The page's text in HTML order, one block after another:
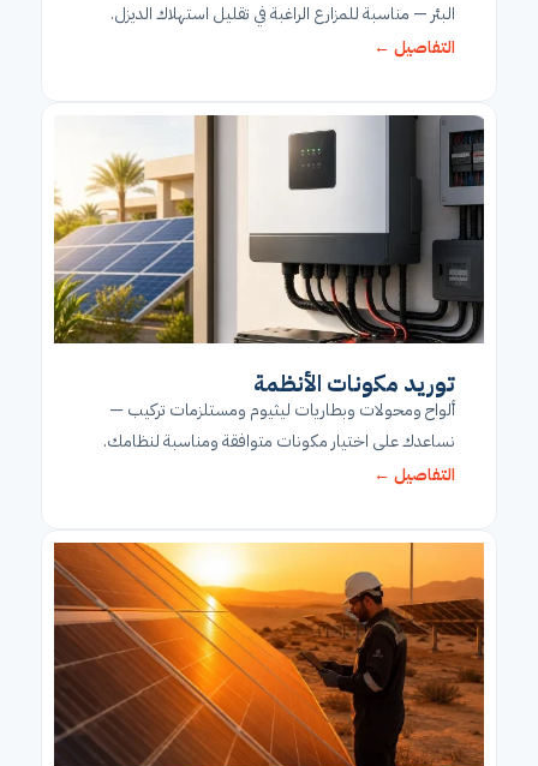
البئر — مناسبة للمزارع الراغبة في تقليل استهلاك الديزل.
التفاصيل ←
توريد مكونات الأنظمة
ألواح ومحولات وبطاريات ليثيوم ومستلزمات تركيب —
نساعدك على اختيار مكونات متوافقة ومناسبة لنظامك.
التفاصيل ←